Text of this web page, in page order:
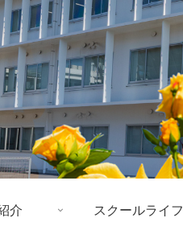
介 スクールライフ